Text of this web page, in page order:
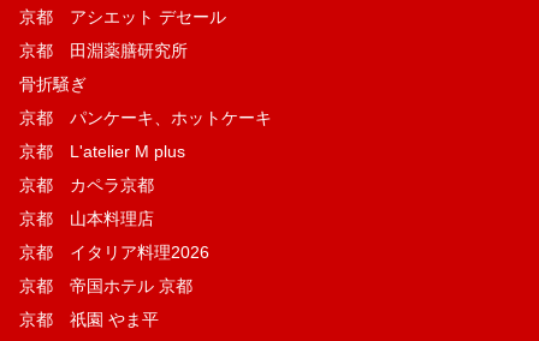
京都 アシエット デセール
京都 田淵薬膳研究所
骨折騒ぎ
京都 パンケーキ、ホットケーキ
京都 L'atelier M plus
京都 カペラ京都
京都 山本料理店
京都 イタリア料理2026
京都 帝国ホテル 京都
京都 祇園 やま平